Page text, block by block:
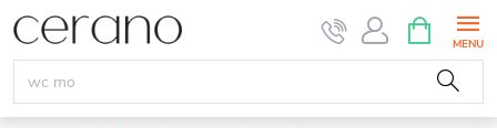
Přejít
na
obsah
NÁKUPNÍ
KOŠÍK